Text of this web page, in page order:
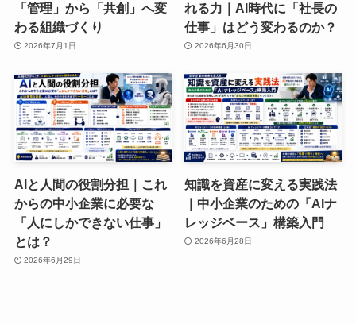
「管理」から「共創」へ変
わる組織づくり
2026年7月1日
れる力｜AI時代に「社長の
仕事」はどう変わるのか？
2026年6月30日
AIと人間の役割分担｜これ
からの中小企業に必要な
「人にしかできない仕事」
とは？
2026年6月29日
知識を資産に変える実践法
｜中小企業のための「AIナ
レッジベース」構築入門
2026年6月28日